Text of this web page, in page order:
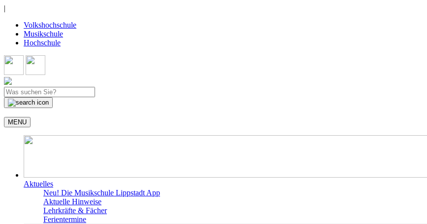
|
Volkshochschule
Musikschule
Hochschule
MENU
Aktuelles
Neu! Die Musikschule Lippstadt App
Aktuelle Hinweise
Lehrkräfte & Fächer
Ferientermine